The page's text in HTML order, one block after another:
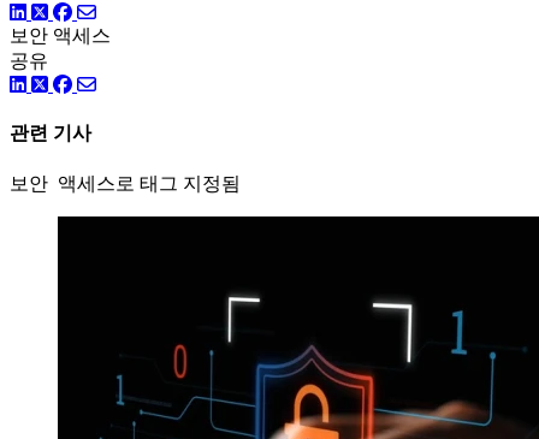
링크드인
트위터페이스북
보안 액세스
공유
링크드인
트위터페이스북
관련 기사
보안 액세스로 태그 지정됨